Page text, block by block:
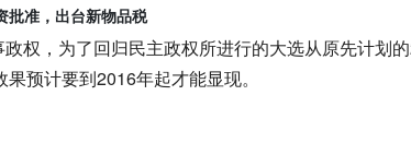
批准，出台新物品税
，为了回归民主政权所进行的大选从原先计划
预计要到2016年起才能显现。